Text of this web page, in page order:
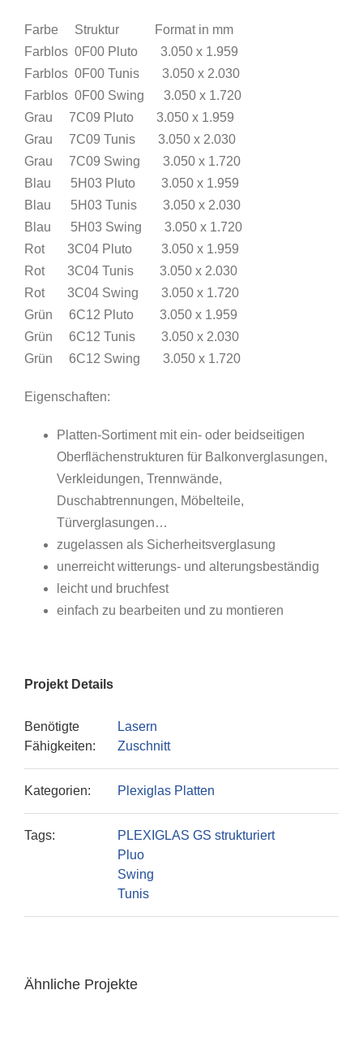
Farbe Struktur Format in mm
Farblos 0F00 Pluto 3.050 x 1.959
Farblos 0F00 Tunis 3.050 x 2.030
Farblos 0F00 Swing 3.050 x 1.720
Grau 7C09 Pluto 3.050 x 1.959
Grau 7C09 Tunis 3.050 x 2.030
Grau 7C09 Swing 3.050 x 1.720
Blau 5H03 Pluto 3.050 x 1.959
Blau 5H03 Tunis 3.050 x 2.030
Blau 5H03 Swing 3.050 x 1.720
Rot 3C04 Pluto 3.050 x 1.959
Rot 3C04 Tunis 3.050 x 2.030
Rot 3C04 Swing 3.050 x 1.720
Grün 6C12 Pluto 3.050 x 1.959
Grün 6C12 Tunis 3.050 x 2.030
Grün 6C12 Swing 3.050 x 1.720
Eigenschaften:
Platten-Sortiment mit ein- oder beidseitigen
Oberflächenstrukturen für Balkonverglasungen,
Verkleidungen, Trennwände,
Duschabtrennungen, Möbelteile,
Türverglasungen…
zugelassen als Sicherheitsverglasung
unerreicht witterungs- und alterungsbeständig
leicht und bruchfest
einfach zu bearbeiten und zu montieren
Projekt Details
Benötigte
Fähigkeiten:
Lasern
Zuschnitt
Kategorien: Plexiglas Platten
Tags:
PLEXIGLAS GS strukturiert
Pluo
Swing
Tunis
Ähnliche Projekte